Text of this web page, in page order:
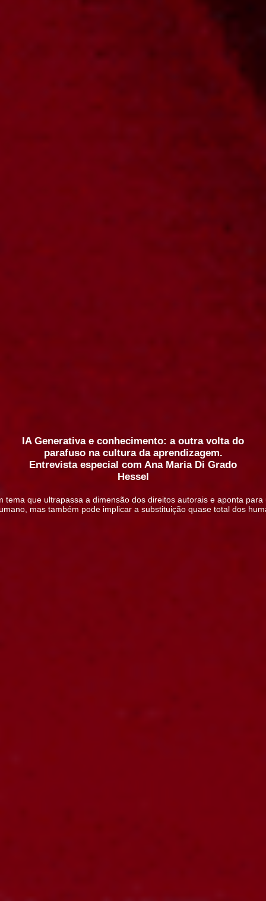
IA Generativa e conhecimento: a outra volta do
parafuso na cultura da aprendizagem.
Entrevista especial com Ana Maria Di Grado
Hessel
tema que ultrapassa a dimensão dos direitos autorais e aponta para
mas também pode implicar a substituição quase total dos